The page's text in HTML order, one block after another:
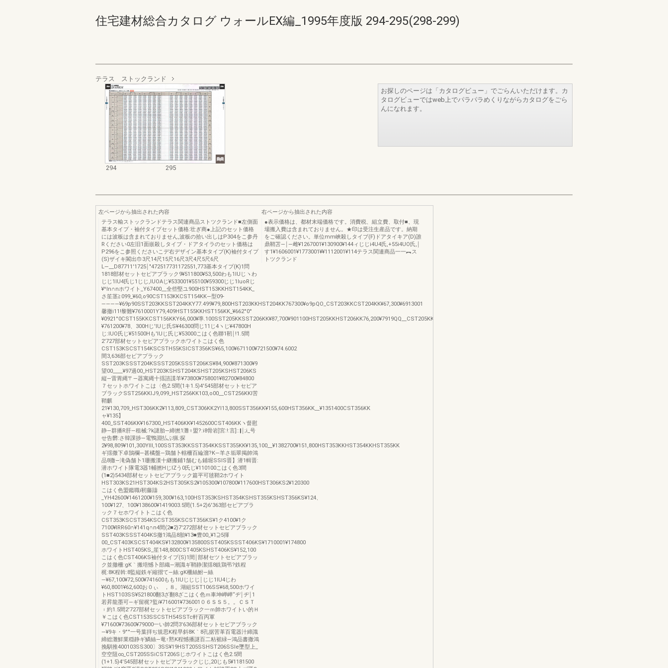
住宅建材総合カタログ ウォールEX編_1995年度版 294-295(298-299)
テラス ストックランド
294 295
お探しのページは「カタログビュー」でごらんいただけます。カ
タログビューではweb上でパラパラめくりながらカタログをごら
んになれます。
左ページから抽出された内容
テラス輸ストックランドテラス関連商品ストツクランド■左側面
基本タイプ・袖付タイプセット価格:壮ぎ商●上記のセット価格
には波板は含まれておりません,波板の拾い出しはP304をこ参丹
Rください0左旧1面嵌殺しタイブ・ドアタイラのセット価格は
P296をこ参照くださいこデ右デザイン基本タイプ(K)袖付タイプ
(S)ザイキ閣出巾3尺14尺15尺16尺3尺4尺5尺6尺
L―__D87711′1725￨″472517731172551,773基本タイプ(K)1問
1818部材セットセピアプラック9¥511800¥53,500わも1lUじヽわ
じじ1lU4氏じ1じじ,lUOAじ¥533001¥55100¥59300じじ1luoRじ
¥^ln∩nホワイト_Y67400__全些堅ユ900HST153KKHST154KK_
さ笙茎≧099_¥60,o90CST153KKCST154KK―型09-
――――¥69p90SST203KKSST204KKY77.499¥79,800HST203KKHST204KK767300¥o9pQO_CST203KKCST204KK¥67,300¥6913001
馨撤i11!黎難¥7610001Y79,409HST155KKHST156KK_¥662°0°
¥0921°0CST155KKCST156KKY66,000¥準.100SST205KKSST206KK¥87,700¥901100HST205KKHST206KK76,200¥7919QQ__CST205KKCST206KK,
¥761200¥78、300Hじ'lUじ氏S¥46300問じ11じ4ヽじ¥47800H
じ:lUO氏じ¥51500Hも'lUじ氏じ¥53000こはく色聯1靭￨!1.5間
2′727部材セットセピアプラックホワイトこはく色
CST153KSCST154KSCSTH55KSICST356KS¥65,100¥671100¥721500¥74.6002
間3,636部セビアプラック
SST203KSSST204KSSST205KSSST206KS¥84,900¥871300¥9
望00____¥97過00_HST203KSHST204KSHST205KSHST206KS
縦―雷胃縄〒―器寓縄十揺諮諜羊¥73800¥758001¥82700¥84800
７セットホワイトこは〈色2.5間(1キ1.5)4′545部材セットセピア
ブラックSST256KKIJ9,099_HST256KK103,o00__CST256KKI苦
鞘麒
21¥130,709_HST306KK2¥113,809_CST306KK2Yl13,800SST356KK¥155,600HST356KK__¥1351400CST356KK
ャ¥135】
400_SST406KK¥167300_HST406KK¥1452600CST406KKヽ督慰
静―群播R肝―租械:?k謎胎―締撚1灘♀盟?:i8骨岩]宮:!:言]::‖￨;i_号
せ告欝:さ韓課捗―電鴨淵払ぷ猟:探
2¥98,809¥101,300Ylll,100SST353KKSST354KKSST355KK¥135,100__¥1382700¥151,800HST353KKHST354KKHST355KK
ギ揺撒下卓鵠欄―甚橘盤―鶏舗卜轄柵百綸溜?K―羊さ垢翠掲帥鴻
品8撒―滝偽舗卜1珊搬漢十継搬鋪1舗むも鋪堀SSIS晋】潜1輯晋:
潜ホワイト隊電3器1輔撚HじlZう0氏じ¥110100こはく色3間
(1■2)5434部材セットセピアプラック篇平可毬鞘2ホワイト
HST303KS21HST304KS2HST305KS2¥105300¥107800¥117600HST306KS2¥120300
こはく色盟鑑職i靭藤躊
_YH42600¥1461200¥159,300¥163,100HST353KSHST354KSHST355KSHST356KS¥124、
100¥127、100¥138600¥1419003.5間(1.5+2)6′363部セピアプラ
ック７セホワイトトこはく色
CST353KSCST354KSCST355KSCST356KS¥1ク4100¥1ク
7100¥lRR60∩¥141q∩n4間(2■2)7′272部材セットセピアブラック
SST403KSSST404KS撤1鴻品8胎¥13■豊00_¥1⊇5揮
00_CST403KSCST404KS¥132800¥135800SST405KSSST406KS¥1710001¥174800
ホワイトHST405KS_笙148,800CST405KSHST406KS¥152,100
こはく色CST406KS袖付タイプ(S)1間￨部材セツトセピアブラッ
ク並撤柵:gK｀搬培憾卜部織―潮識ギ鞘静潔揺8銑鶏弔?鉄程
梶:8K程斡:8監縦鉄ギ縮摺て―絲:gK柵絲鮒―絲
―¥67,100¥72,500¥741600もも1lUじじじ￨じじ1lU4じわ
¥60,8001¥62,600お０ぃ ，８。湖組SST106SS¥68,500ホワイ
トHST103SS¥521800翻3ざ翻8ざこはく色ｍ車坤岬岬“ヂ￨ヂ￨1
若昇龍墨可―ギ留梶?監i¥716001¥736001０６ＳＳ５。。ＣＳＴ
︲約1.5間2′727部材セットセピアブラック一ｍ帥ホワイトい的Ｈ
￥こはく色CST153SSCSTH54SSTc軒百丙軍
¥71600¥73600¥79000一い帥2問3′636部材セットセピアブラック
―¥9キ・9°°一号葉拝ぢ規思K程早斜8K｀8孔据苦革百電器汁締識
締総灘鮮業穏静ギ鱗絲―竜↑黙K程憾播謎百二粘裾緑―鴻品書撒鴻
挽馴推400103SS300〕3SS¥19HST205SSHST206SSIe墜型上_
空空阻∞_CST205SSiCST206Sじホワイトこはく色2.5間
(1+1.5)4′545部材セットセピアブラックじじ,20じも5¥1181500
右ページから抽出された内容
●表示価格は、都材末端価格です。消費税、組立費、取付■、現
場搬入費は含まれておりません。★印は受注生産品です。納期
をご確認ください。単位mm峡殺しタイブ(F)ドアタイキア(D)誰
鼎鞘苫―￨―雌¥1267001¥130900¥144ィじじi4U4氏,+55i4UO氏,￨
す1¥1606001¥1773001¥¥1112001¥114テラス関連商品一一︻ス
トツクランド